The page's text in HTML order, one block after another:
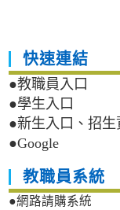
快速連結
●教職員入口
●學生入口
●新生入口、招生
●Google
教職員系統
●網路請購系統